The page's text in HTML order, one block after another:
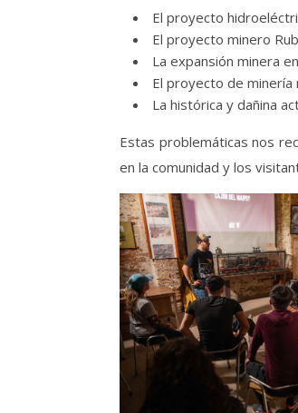
El proyecto
El proyecto minero
La expansión minera
El proyecto de minería
La histórica y dañina
Estas problemáticas nos
en la comunidad y los